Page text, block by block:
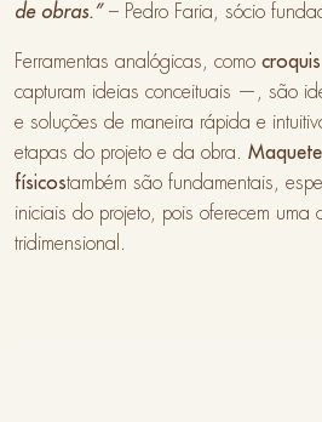
de obras.” – Pedro Faria, sócio
Ferramentas analógicas, como croquis
capturam ideias conceituais —, são
e soluções de maneira rápida e
etapas do projeto e da obra.
físicostambém são fundamentais,
iniciais do projeto, pois oferecem uma
tridimensional.